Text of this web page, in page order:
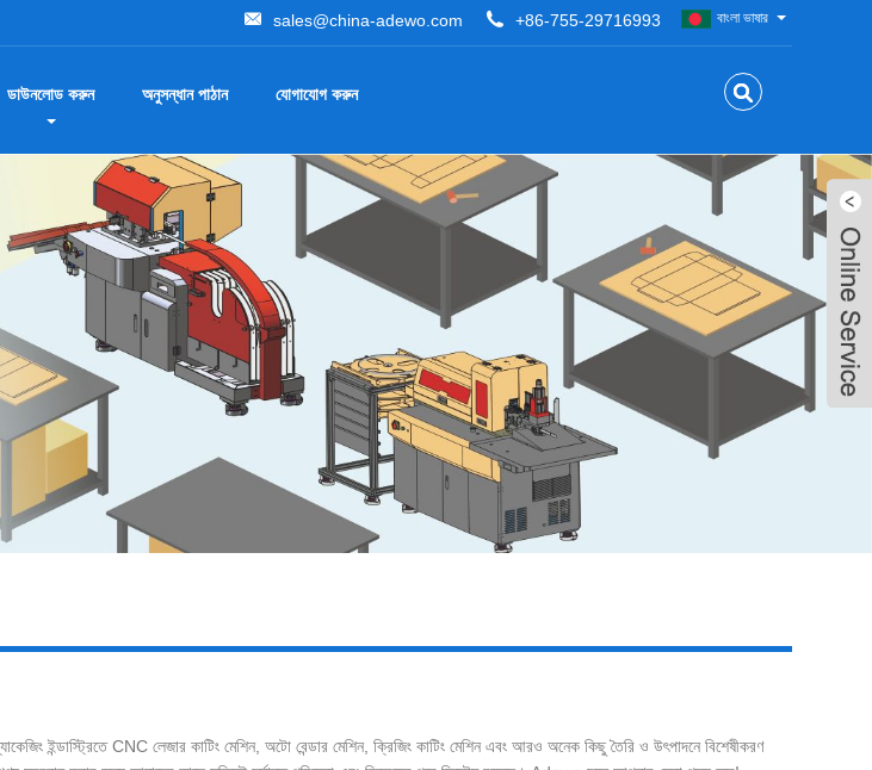
+86-755-29716993
sales@china-adewo.com বাংলা ভাষার
ডাউনলোড করুন অনুসন্ধান পাঠান যোগাযোগ করুন
ইন্ডাস্ট্রিতে CNC লেজার কাটিং মেশিন, অটো বেন্ডার মেশিন, ক্রিজিং কাটিং মেশিন এবং আরও অনেক কিছু তৈরি ও উৎপাদনে বিশেষীকরণ